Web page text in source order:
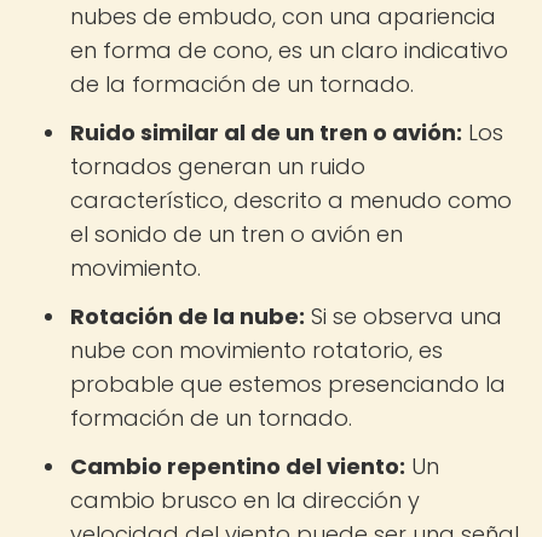
nubes de embudo, con una apariencia
en forma de cono, es un claro indicativo
de la formación de un tornado.
Ruido similar al de un tren o avión: Los
tornados generan un ruido
característico, descrito a menudo como
el sonido de un tren o avión en
movimiento.
Rotación de la nube: Si se observa una
nube con movimiento rotatorio, es
probable que estemos presenciando la
formación de un tornado.
Cambio repentino del viento: Un
cambio brusco en la dirección y